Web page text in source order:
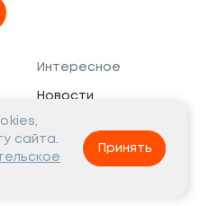
Интересное
Новости
Вакансии
Социальная жизнь
сайта.
Принять